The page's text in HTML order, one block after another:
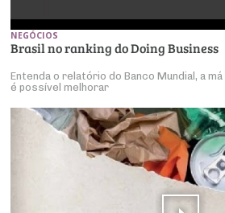
NEGÓCIOS
Brasil no ranking do Doing Business
Entenda o relatório do Banco Mundial, a
é possível melhorar